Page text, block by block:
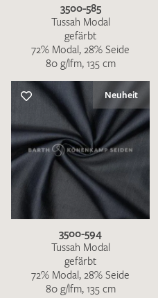
3500-585
Tussah Modal
gefärbt
72% Modal, 28% Seide
80 g/lfm, 135 cm
Neuheit
3500-594
Tussah Modal
gefärbt
72% Modal, 28% Seide
80 g/lfm, 135 cm